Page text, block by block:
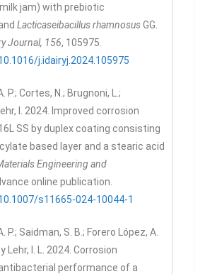
jam) with prebiotic
Lacticaseibacillus rhamnosusGG.
Journal, 156, 105975.
j.idairyj.2024.105975
P.; Cortes, N.; Brugnoni, L.;
I. 2024. Improved corrosion
SS by duplex coating consisting
based layer and a stearic acid
Engineering and
online publication.
s11665-024-10044-1
P.; Saidman, S. B.; Forero López, A.
y Lehr, I. L. 2024. Corrosion
performance of a